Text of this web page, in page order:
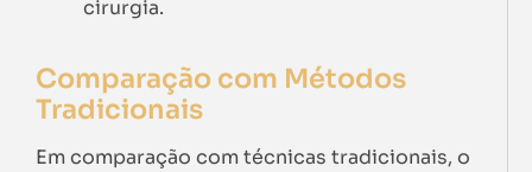
cirurgia.
Comparação com Métodos
Tradicionais
Em comparação com técnicas tradicionais, o